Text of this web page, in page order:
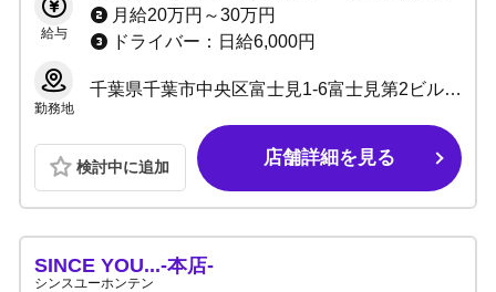
給与
月給20万円～30万円
ドライバー：日給6,000円
勤務地
千葉県千葉市中央区富士見1-6富士見第2ビル3F
検討中に追加 店舗詳細を見る
SINCE YOU...-本店-
シンスユーホンテン